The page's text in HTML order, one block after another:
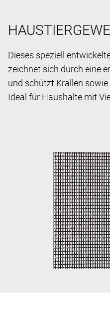
Dieses speziell
zeichnet sich durch eine
und schützt Krallen
Ideal für Haushalte mit